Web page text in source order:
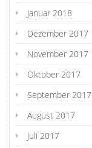
Januar 2018
Dezember 2017
November 2017
Oktober 2017
September 2017
August 2017
Juli 2017